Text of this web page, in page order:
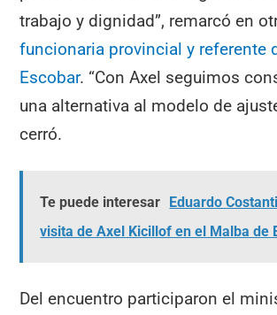
trabajo y dignidad”, remarcó en
funcionaria provincial y referente
Escobar. “Con Axel seguimos
una alternativa al modelo de
cerró.
Te puede interesar Eduardo
visita de Axel Kicillof en el Malba de
Del encuentro participaron el